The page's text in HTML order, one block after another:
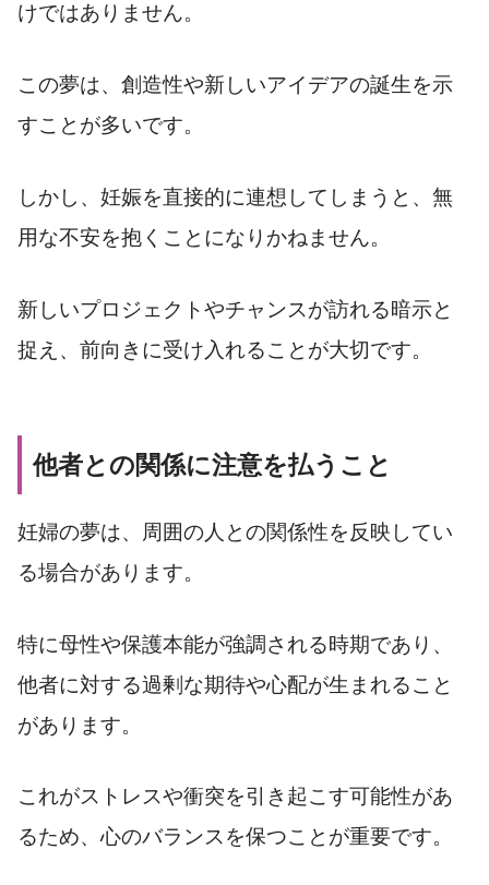
けではありません。
この夢は、創造性や新しいアイデアの誕生を示
すことが多いです。
しかし、妊娠を直接的に連想してしまうと、無
用な不安を抱くことになりかねません。
新しいプロジェクトやチャンスが訪れる暗示と
捉え、前向きに受け入れることが大切です。
他者との関係に注意を払うこと
妊婦の夢は、周囲の人との関係性を反映してい
る場合があります。
特に母性や保護本能が強調される時期であり、
他者に対する過剰な期待や心配が生まれること
があります。
これがストレスや衝突を引き起こす可能性があ
るため、心のバランスを保つことが重要です。